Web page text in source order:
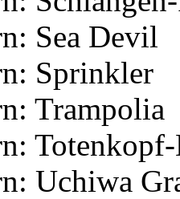
Sea Devil
Sprinkler
Trampolia
Uchiwa